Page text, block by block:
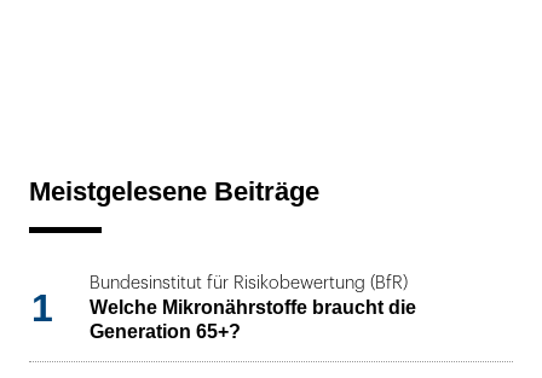
Meistgelesene Beiträge
1
Bundesinstitut für Risikobewertung (BfR)
Welche Mikronährstoffe braucht die
Generation 65+?